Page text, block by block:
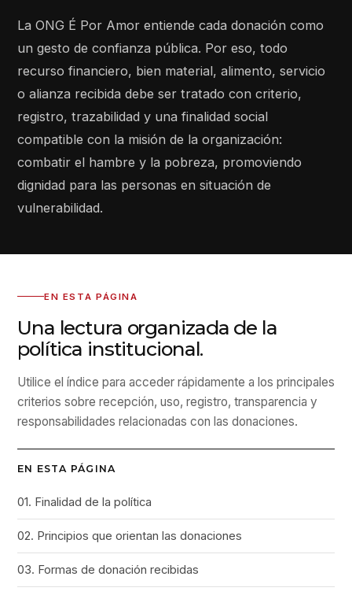
La ONG É Por Amor entiende cada donación como
un gesto de confianza pública. Por eso, todo
recurso financiero, bien material, alimento, servicio
o alianza recibida debe ser tratado con criterio,
registro, trazabilidad y una finalidad social
compatible con la misión de la organización:
combatir el hambre y la pobreza, promoviendo
dignidad para las personas en situación de
vulnerabilidad.
EN ESTA PÁGINA
Una lectura organizada de la
política institucional.
Utilice el índice para acceder rápidamente a los principales
criterios sobre recepción, uso, registro, transparencia y
responsabilidades relacionadas con las donaciones.
EN ESTA PÁGINA
01. Finalidad de la política
02. Principios que orientan las donaciones
03. Formas de donación recibidas